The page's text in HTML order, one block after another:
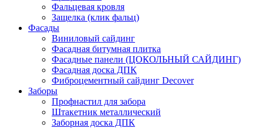
Фальцевая кровля
Защелка (клик фальц)
Фасады
Виниловый сайдинг
Фасадная битумная плитка
Фасадные панели (ЦОКОЛЬНЫЙ САЙДИНГ)
Фасадная доска ДПК
Фиброцементный сайдинг Decover
Заборы
Профнастил для забора
Штакетник металлический
Заборная доска ДПК